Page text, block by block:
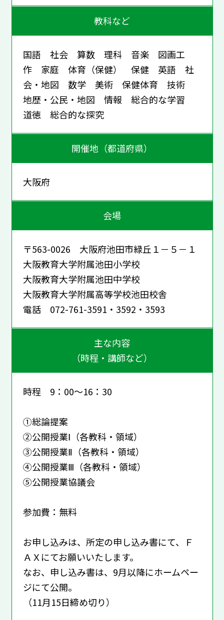
教科など
国語 社会 算数 理科 音楽 図画工
作 家庭 体育（保健） 保健 英語 社
会・地図 数学 美術 保健体育 技術
地歴・公民・地図 情報 総合的な学習
道徳 総合的な探究
開催地（都道府県）
大阪府
会場
〒563-0026 大阪府池田市緑丘１－５－１
大阪教育大学附属池田小学校
大阪教育大学附属池田中学校
大阪教育大学附属高等学校池田校舎
電話 072-761-3591・3592・3593
主な内容
（時程・講師など）
時程 9：00～16：30
①総論提案
②公開授業Ⅰ（各教科・領域）
③公開授業Ⅱ（各教科・領域）
④公開授業Ⅲ（各教科・領域）
⑤公開授業協議会
参加費：無料
お申し込みは、所定の申し込み書にて、Ｆ
ＡＸにてお願いいたします。
なお、申し込み書は、9月以降にホームペー
ジにて公開。
（11月15日締め切り）